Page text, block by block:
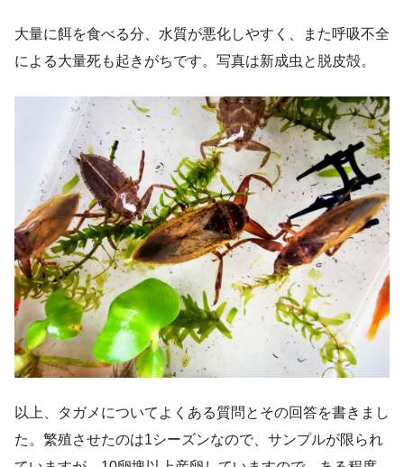
大量に餌を食べる分、水質が悪化しやすく、また呼吸不全
による大量死も起きがちです。写真は新成虫と脱皮殻。
以上、タガメについてよくある質問とその回答を書きまし
た。繁殖させたのは1シーズンなので、サンプルが限られ